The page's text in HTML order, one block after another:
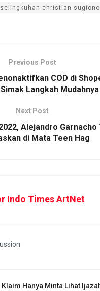
christian sugiono
Previous Post
COD di
Langkah
Next Post
Alejandro Garnacho
di Mata Teen Hag
Indo Times ArtNet
Hanya Minta Lihat